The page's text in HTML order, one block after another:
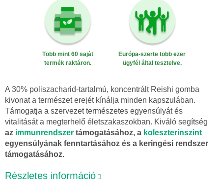
Több mint 60 saját
termék raktáron.
Európa-szerte több ezer
ügyfél által tesztelve.
A 30% poliszacharid-tartalmú, koncentrált Reishi gomba
kivonat a természet erejét kínálja minden kapszulában.
Támogatja a szervezet természetes egyensúlyát és
vitalitását a megterhelő életszakaszokban. Kiváló segítség
az immunrendszer támogatásához, a koleszterinszint
egyensúlyának fenntartásához és a keringési rendszer
támogatásához.
Részletes információ